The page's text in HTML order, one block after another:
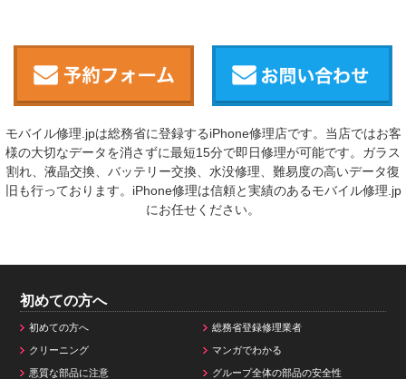
モバイル修理.jpは総務省に登録するiPhone修理店です。当店ではお客
様の大切なデータを消さずに最短15分で即日修理が可能です。ガラス
割れ、液晶交換、バッテリー交換、水没修理、難易度の高いデータ復
旧も行っております。iPhone修理は信頼と実績のあるモバイル修理.jp
にお任せください。
初めての方へ
初めての方へ 総務省登録修理業者
クリーニング マンガでわかる
悪質な部品に注意 グループ全体の部品の安全性